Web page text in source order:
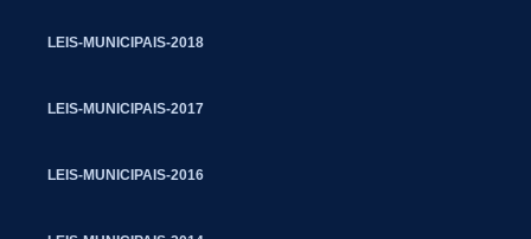
LEIS-MUNICIPAIS-2018
LEIS-MUNICIPAIS-2017
LEIS-MUNICIPAIS-2016